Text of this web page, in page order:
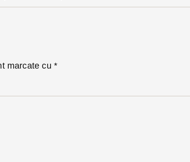
marcate cu *